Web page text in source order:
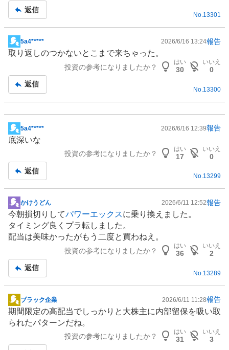
事
返信
No.13301
掲
示
事
5a4***** 2026/6/16 13:24報告
取り返しのつかないとこまで来ちゃった。
投資の参考になりましたか？
はい
30
いいえ
0
返信
No. 13300
掲
示
事
5a4***** 2026/6/16 12:39報告
底深いな
投資の参考になりましたか？
はい
17
いいえ
0
返信
No.13299
掲
示
板
記
かけうどん 2026/6/11 12:52報告
今朝損切りしてパワーエックスに乗り換えました。
タイミング良くプラ転しました。
配当は美味かったがもう二度と買わねえ。
投資の参考になりましたか？
はい
36
いいえ
2
返信
No. 13289
掲
示
板
ブラック企業 2026/6/11 11:28報告
期間限定の高配当でしっかりと大株主に内部留保を吸い取
られたパターンだね。
投資の参考になりましたか？
はい
31
いいえ
3